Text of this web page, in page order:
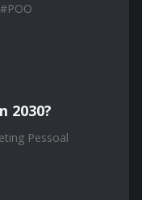
#POO
2030?
Pessoal